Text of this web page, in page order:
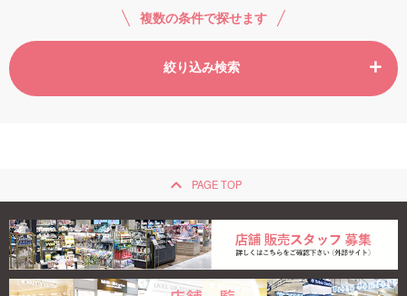
ログイン・新規会員登録
複数の条件で探せます
絞り込み検索
keyboard_arrow_up PAGE TOP